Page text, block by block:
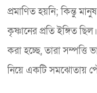
প্রমাণিত হয়নি; কিন্তু
কৃষ্ণানের প্রতি ইঙ্গিত
করা হচ্ছে, তারা সম্পত্তি
নিয়ে একটি সমঝোতায়